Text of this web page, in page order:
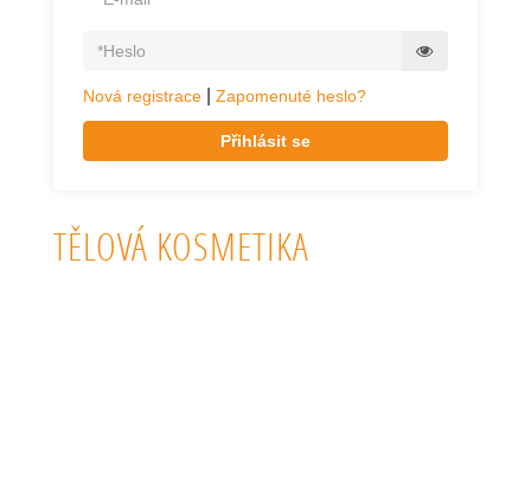
Nová registrace Zapomenuté heslo?
Přihlásit se
TĚLOVÁ KOSMETIKA